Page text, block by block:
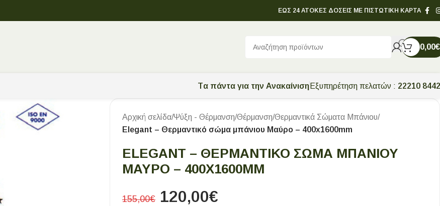
ΕΩΣ 24 ΑΤΟΚΕΣ ΔΟΣΕΙΣ ΜΕ ΠΙΣΤΩΤΙΚΗ ΚΑΡΤΑ
0,00€
Tα πάντα για την Ανακαίνιση Εξυπηρέτηση πελατών : 22210
Αρχική σελίδα/Ψύξη - Θέρμανση/Θέρμανση/Θερμαντικά Σώματα Μπάνιου/
Elegant – Θερμαντικό σώμα μπάνιου Μαύρο – 400x1600mm
ELEGANT – ΘΕΡΜΑΝΤΙΚΌ ΣΏΜΑ ΜΠΆΝΙΟΥ
ΜΑΎΡΟ – 400X1600MM
155,00€ 120,00€